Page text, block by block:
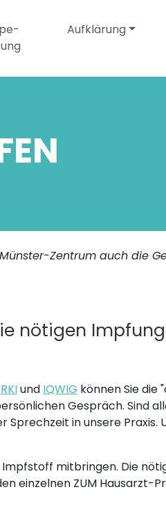
Aufklärung
Zentrum auch die
nötigen
RKIund IQWIG können Sie die
Gespräch. Sind
in unsere Praxis.
mitbringen. Die
einzelnen ZUM Hausarzt-